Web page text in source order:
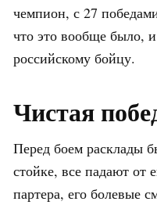
чемпион, с 27
что это вообще было, и
российскому бойцу.
Чистая
Перед боем расклады
стойке, все падают от
партера, его болевые